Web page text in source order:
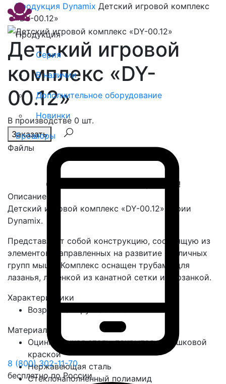
Продукция
Серия
В наличии
Дополнительное оборудование
Новинки
Брошюры
8 (800) 302-11-70
бесплатно по России
Продукция Dynamix Детский игровой комплекс
«DY-00.12»
Детский игровой
комплекс «DY-
00.12»
В производстве 0 шт.
Заказать
Файлы
Спасибо, сообщение отправлено!
Описание
Детский игровой комплекс «DY-00.12» серии
Dynamix.
Представляет собой конструкцию, состоящую из
элементов, направленных на развитие различных
групп мышц. Комплекс оснащен трубами для
лазанья, лесенкой из канатной сетки и тарзанкой.
Характеристики
Возрастная группа
Материалы
Оцинкованная сталь, покрытая порошковой
краской
Нержавеющая сталь
Стеклонаполненный полиамид